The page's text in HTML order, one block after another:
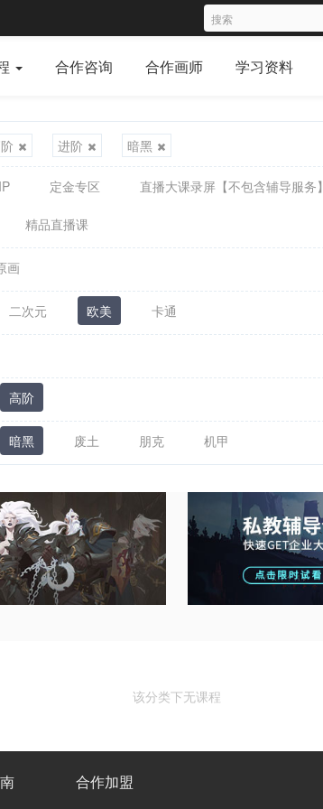
合作咨询 合作画师 学习资料
进阶 暗黑
定金专区 直播大课录屏【不包含辅导服务】
精品直播课
画
二次元 欧美 卡通
高阶
暗黑 废土 朋克 机甲
该分类下无课程
合作加盟